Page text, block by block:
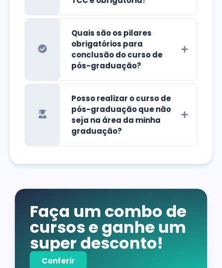
Quais são os pilares
obrigatórios para
conclusão do curso de
pós-graduação?
Posso realizar o curso de
pós-graduação que não
seja na área da minha
graduação?
Faça um combo de
cursos e ganhe um
super desconto!
Conferir